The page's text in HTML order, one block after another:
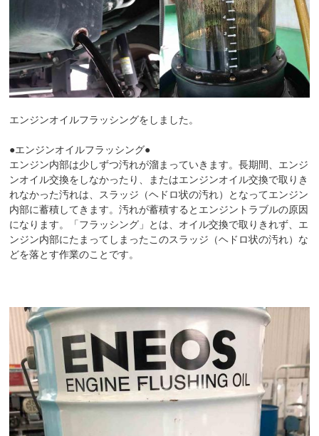
エンジンオイルフラッシングをしました。
●エンジンオイルフラッシング●
エンジン内部は少しずつ汚れが溜まっていきます。長期間、エンジ
ンオイル交換をしなかったり、またはエンジンオイル交換で取りき
れなかった汚れは、スラッジ（ヘドロ状の汚れ）となってエンジン
内部に蓄積してきます。汚れが蓄積するとエンジントラブルの原因
になります。「フラッシング」とは、オイル交換で取りきれず、エ
ンジン内部にたまってしまったこのスラッジ（ヘドロ状の汚れ）な
どを落とす作業のことです。